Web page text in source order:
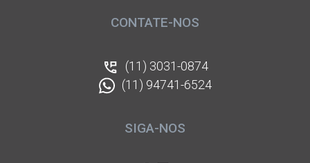
CONTATE-NOS
(11) 3031-0874
(11) 94741-6524
SIGA-NOS